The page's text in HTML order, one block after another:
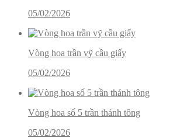
05/02/2026
Vòng hoa trần vỹ cầu giấy
05/02/2026
Vòng hoa số 5 trần thánh tông
05/02/2026